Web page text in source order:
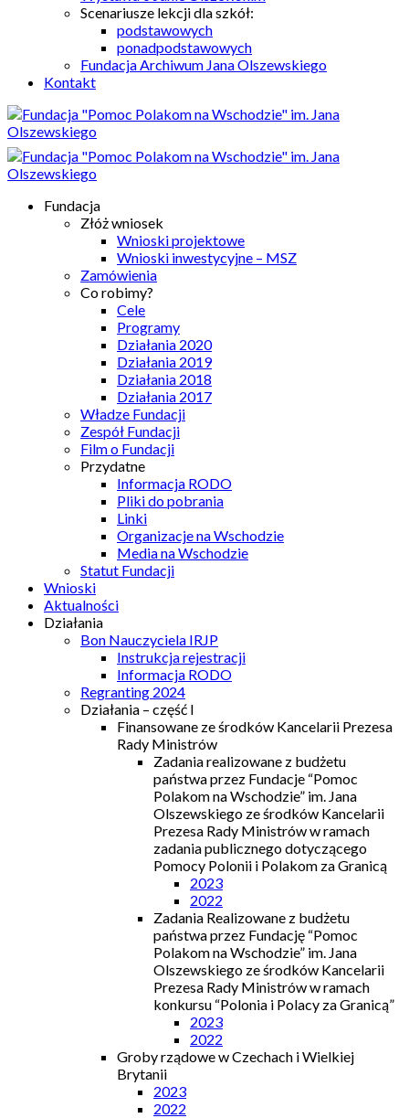
Scenariusze lekcji dla szkół:
podstawowych
ponadpodstawowych
Fundacja Archiwum Jana Olszewskiego
Kontakt
Fundacja
Złóż wniosek
Wnioski projektowe
Wnioski inwestycyjne – MSZ
Zamówienia
Co robimy?
Cele
Programy
Działania 2020
Działania 2019
Działania 2018
Działania 2017
Władze Fundacji
Zespół Fundacji
Film o Fundacji
Przydatne
Informacja RODO
Pliki do pobrania
Linki
Organizacje na Wschodzie
Media na Wschodzie
Statut Fundacji
Wnioski
Aktualności
Działania
Bon Nauczyciela IRJP
Instrukcja rejestracji
Informacja RODO
Regranting 2024
Działania – część I
Finansowane ze środków Kancelarii Prezesa
Rady Ministrów
Zadania realizowane z budżetu
państwa przez Fundacje “Pomoc
Polakom na Wschodzie” im. Jana
Olszewskiego ze środków Kancelarii
Prezesa Rady Ministrów w ramach
zadania publicznego dotyczącego
Pomocy Polonii i Polakom za Granicą
2023
2022
Zadania Realizowane z budżetu
państwa przez Fundację “Pomoc
Polakom na Wschodzie” im. Jana
Olszewskiego ze środków Kancelarii
Prezesa Rady Ministrów w ramach
konkursu “Polonia i Polacy za Granicą”
2023
2022
Groby rządowe w Czechach i Wielkiej
Brytanii
2023
2022